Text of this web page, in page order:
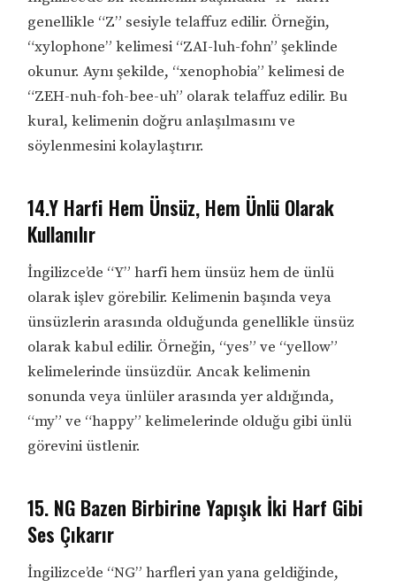
genellikle “Z” sesiyle telaffuz edilir. Örneğin,
“xylophone” kelimesi “ZAI-luh-fohn” şeklinde
okunur. Aynı şekilde, “xenophobia” kelimesi de
“ZEH-nuh-foh-bee-uh” olarak telaffuz edilir. Bu
kural, kelimenin doğru anlaşılmasını ve
söylenmesini kolaylaştırır.
14.Y Harfi Hem Ünsüz, Hem Ünlü Olarak
Kullanılır
İngilizce’de “Y” harfi hem ünsüz hem de ünlü
olarak işlev görebilir. Kelimenin başında veya
ünsüzlerin arasında olduğunda genellikle ünsüz
olarak kabul edilir. Örneğin, “yes” ve “yellow”
kelimelerinde ünsüzdür. Ancak kelimenin
sonunda veya ünlüler arasında yer aldığında,
“my” ve “happy” kelimelerinde olduğu gibi ünlü
görevini üstlenir.
15. NG Bazen Birbirine Yapışık İki Harf Gibi
Ses Çıkarır
İngilizce’de “NG” harfleri yan yana geldiğinde,